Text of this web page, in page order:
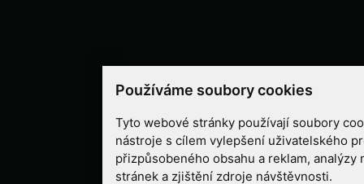
Používáme soubory cookies
Tyto webové stránky používají soubory
nástroje s cílem vylepšení uživatelského
přizpůsobeného obsahu a reklam,
stránek a zjištění zdroje návštěvnosti.